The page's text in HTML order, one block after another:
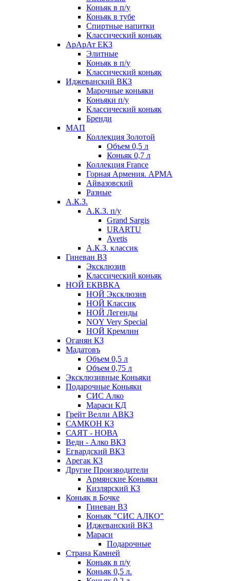
Коньяк в п/у
Коньяк в тубе
Спиртные напитки
Классический коньяк
АрАрАт ЕКЗ
Элитные
Коньяк в п/у
Классический коньяк
Иджеванский ВКЗ
Марочные коньяки
Коньяки п/у
Классический коньяк
Бренди
МАП
Коллекция Золотой
Объем 0,5 л
Коньяк 0,7 л
Коллекция France
Горная Армения. АРМА
Айвазовский
Разные
А.К.З.
А.К.З. п/у
Grand Sargis
URARTU
Avetis
А.К.З. классик
Гиневан ВЗ
Эксклюзив
Классический коньяк
НОЙ ЕКВВКА
НОЙ Эксклюзив
НОЙ Классик
НОЙ Легенды
NOY Very Speсial
НОЙ Кремлин
Оганян КЗ
Мадатовъ
Объем 0,5 л
Объем 0,75 л
Эксклюзивные Коньяки
Подарочные Коньяки
СИС Алко
Мараси КД
Грейт Велли АВКЗ
САМКОН КЗ
САЯТ - НОВА
Веди - Алко ВКЗ
Егвардский ВКЗ
Арегак КЗ
Другие Производители
Армянские Коньяки
Кизлярский КЗ
Коньяк в Бочке
Гиневан ВЗ
Коньяк "СИС АЛКО"
Иджеванский ВКЗ
Мараси
Подарочные
Страна Камней
Коньяк в п/у
Коньяк 0,5 л.